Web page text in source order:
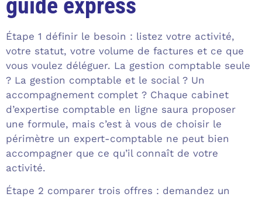
Étape 1 définir le besoin : listez votre activité,
votre statut, votre volume de factures et ce que
vous voulez déléguer. La gestion comptable seule
? La gestion comptable et le social ? Un
accompagnement complet ? Chaque cabinet
d’expertise comptable en ligne saura proposer
une formule, mais c’est à vous de choisir le
périmètre un expert-comptable ne peut bien
accompagner que ce qu’il connaît de votre
activité.
Étape 2 comparer trois offres : demandez un